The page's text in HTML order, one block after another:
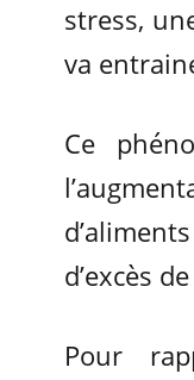
stress,
va
Ce
d’excès
Pour